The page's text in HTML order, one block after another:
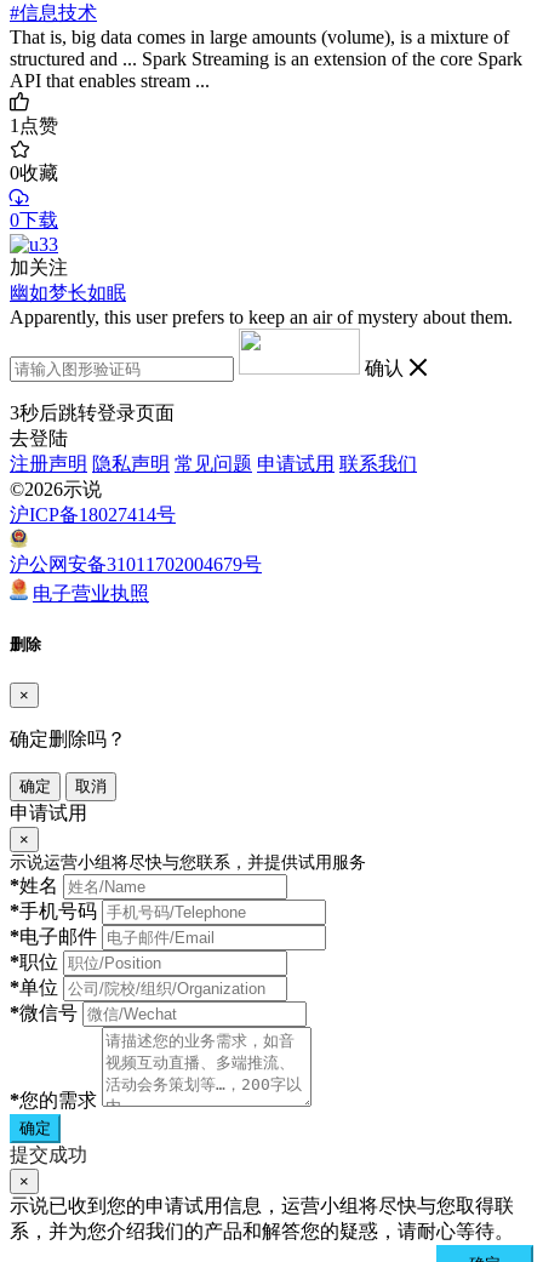
#信息技术
That is, big data comes in large amounts (volume), is a mixture of
structured and ... Spark Streaming is an extension of the core Spark
API that enables stream ...
1点赞
0收藏
0下载
加关注
幽如梦长如眠
Apparently, this user prefers to keep an air of mystery about them.
确认
3秒后跳转登录页面
去登陆
注册声明 隐私声明 常见问题 申请试用 联系我们
©2026示说
沪ICP备18027414号
沪公网安备31011702004679号
电子营业执照
删除
×
确定删除吗？
确定 取消
申请试用
×
示说运营小组将尽快与您联系，并提供试用服务
*姓名
*手机号码
*电子邮件
*职位
*单位
*微信号
*您的需求
确定
提交成功
×
示说已收到您的申请试用信息，运营小组将尽快与您取得联
系，并为您介绍我们的产品和解答您的疑惑，请耐心等待。